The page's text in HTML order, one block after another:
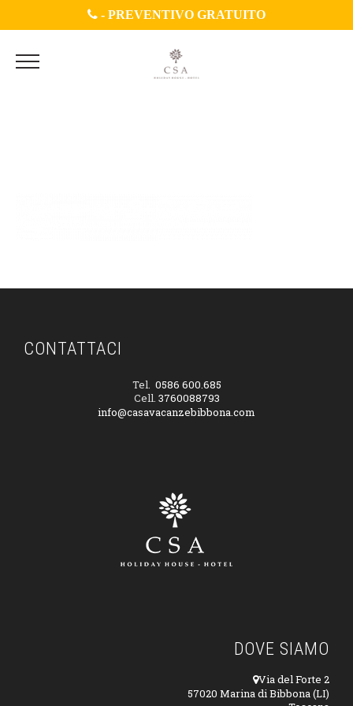
- PREVENTIVO GRATUITO
CONTATTACI
Tel. 0586 600.685
Cell. 3760088793
info@casavacanzebibbona.com
DOVE SIAMO
Via del Forte 2
57020 Marina di Bibbona (LI)